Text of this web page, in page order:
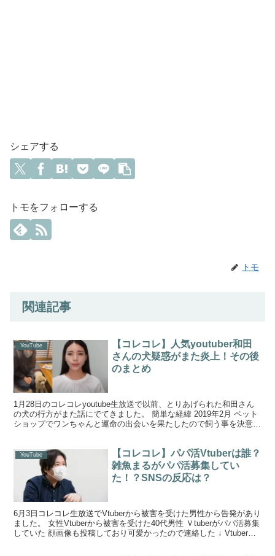
シェアする
トモをフォローする
トモ
関連記事
YouTube
【コレコレ】人気youtuber和田
さんの犬疑惑がまた炎上！その後
のまとめ
1月28日のコレコレyoutube生放送で以前、とりあげられた和田さん
の犬の行方がまた話にでてきました。 簡単な経緯 2019年2月 ペット
ショップでワンちゃんと運命の出会いを果たしたので飼う事を決意。
YouTube
【コレコレ】パパ活Vtuberは誰？
雑魚まるがパパ活募集してい
た！？SNSの反応は？
6月3日コレコレ生放送でVtuberから被害を受けた男性から告発があり
ました。 女性Vtuberから被害を受けた40代男性 Ｖtuberがパパ活募集
していた 顔画像も投稿しており可愛かったので連絡した ↓ Vtuberは